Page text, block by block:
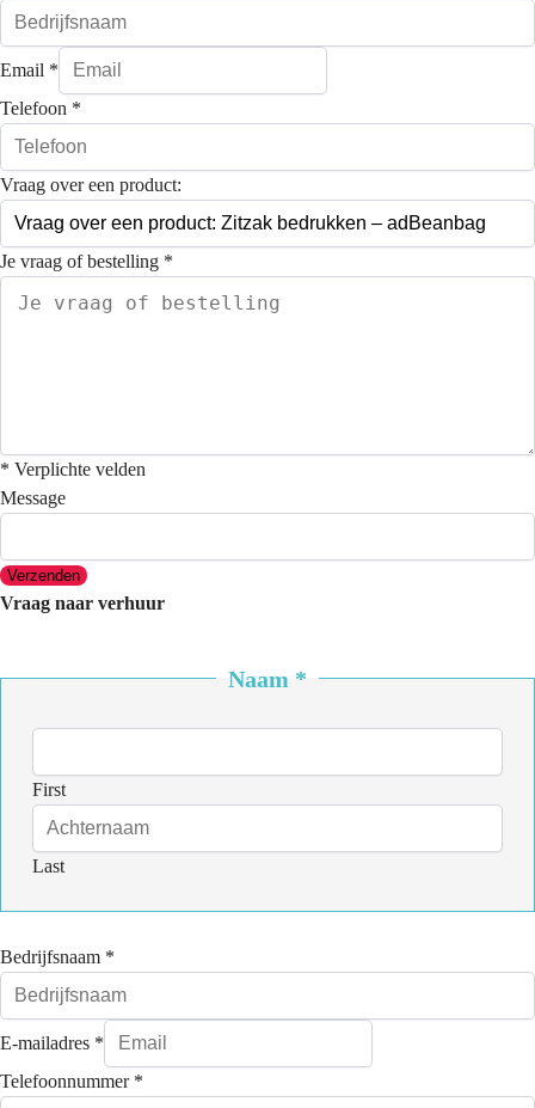
Email *
Telefoon *
Vraag over een product:
Je vraag of bestelling *
* Verplichte velden
Message
Verzenden
Vraag naar verhuur
Naam *
First
Last
Bedrijfsnaam *
E-mailadres *
Telefoonnummer *